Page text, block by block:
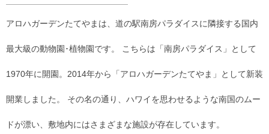
アロハガーデンたてやまは、道の駅南房パラダイスに隣接する国内
最大級の動物園･植物園です。 こちらは「南房パラダイス」として
1970年に開園。2014年から「アロハガーデンたてやま」として新装
開業しました。 その名の通り、ハワイを思わせるような南国のムー
ドが漂い、敷地内にはさまざまな施設が存在しています。